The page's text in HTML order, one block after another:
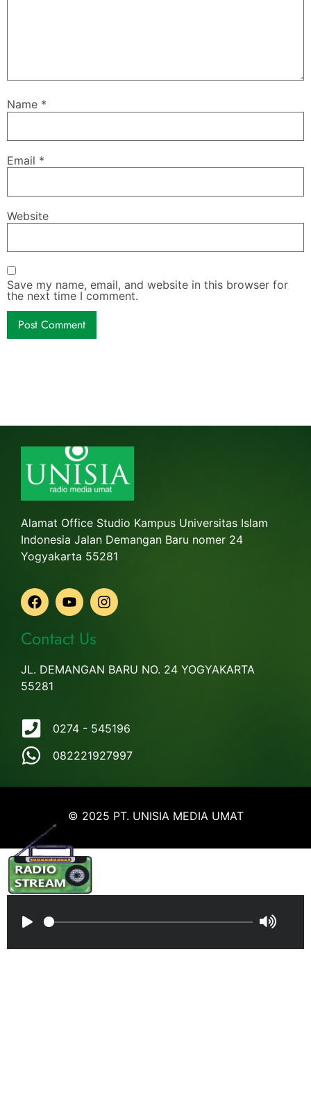
Name *
Email *
Website
Save my name, email, and website in this browser for
the next time I comment.
Alamat Office Studio Kampus Universitas Islam
Indonesia Jalan Demangan Baru nomer 24
Yogyakarta 55281
Contact Us
JL. DEMANGAN BARU NO. 24 YOGYAKARTA
55281
0274 - 545196
082221927997
© 2025 PT. UNISIA MEDIA UMAT